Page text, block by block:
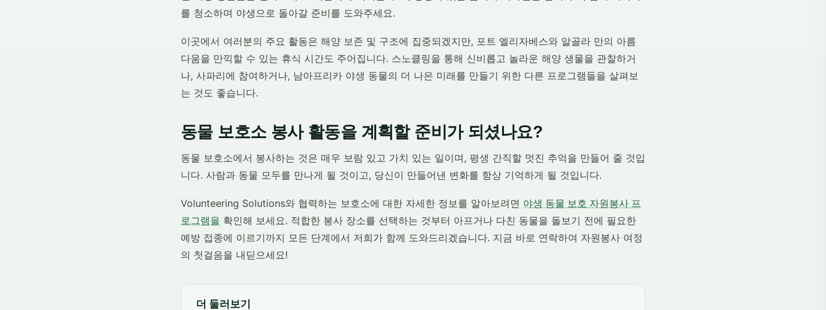
를 청소하며 야생으로 돌아갈 준비를 도와주세요.
이곳에서 여러분의 주요 활동은 해양 보존 및 구조에 집중되겠지만, 포트 엘리자베스와 알골라 만의 아름
다움을 만끽할 수 있는 휴식 시간도 주어집니다. 스노클링을 통해 신비롭고 놀라운 해양 생물을 관찰하거
나, 사파리에 참여하거나, 남아프리카 야생 동물의 더 나은 미래를 만들기 위한 다른 프로그램들을 살펴보
는 것도 좋습니다.
동물 보호소 봉사 활동을 계획할 준비가 되셨나요?
동물 보호소에서 봉사하는 것은 매우 보람 있고 가치 있는 일이며, 평생 간직할 멋진 추억을 만들어 줄 것입
니다. 사람과 동물 모두를 만나게 될 것이고, 당신이 만들어낸 변화를 항상 기억하게 될 것입니다.
Volunteering Solutions와 협력하는 보호소에 대한 자세한 정보를 알아보려면 야생 동물 보호 자원봉사 프
로그램을 확인해 보세요. 적합한 봉사 장소를 선택하는 것부터 아프거나 다친 동물을 돌보기 전에 필요한
예방 접종에 이르기까지 모든 단계에서 저희가 함께 도와드리겠습니다. 지금 바로 연락하여 자원봉사 여정
의 첫걸음을 내딛으세요!
더 둘러보기